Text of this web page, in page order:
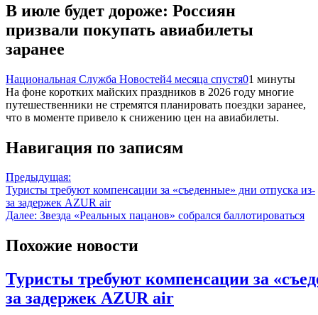
В июле будет дороже: Россиян
призвали покупать авиабилеты
заранее
Национальная Служба Новостей4 месяца спустя01 минуты
На фоне коротких майских праздников в 2026 году многие
путешественники не стремятся планировать поездки заранее,
что в моменте привело к снижению цен на авиабилеты.
Навигация по записям
Предыдущая:
Туристы требуют компенсации за «съеденные» дни отпуска из-
за задержек AZUR air
Далее: Звезда «Реальных пацанов» собрался баллотироваться
Похожие новости
Туристы требуют компенсации за
за задержек AZUR air